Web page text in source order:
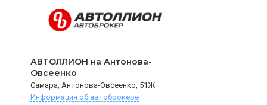
АВТОЛЛИОН на Антонова-
Овсеенко
Самара, Антонова-Овсеенко, 51Ж
Информация об автоброкере